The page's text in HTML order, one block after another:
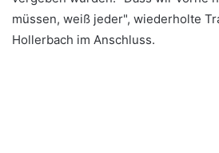
müssen, weiß jeder", wiederholte
Hollerbach im Anschluss.